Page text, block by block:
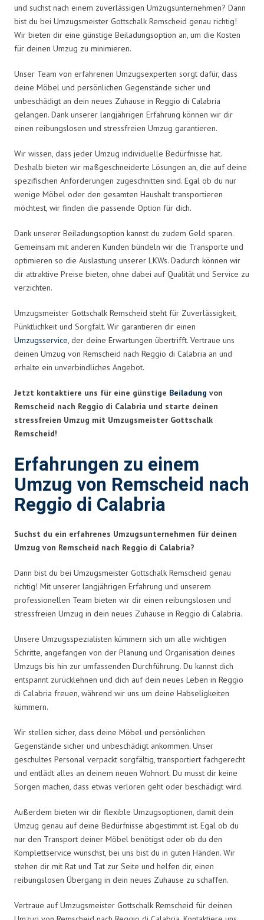
und suchst nach einem zuverlässigen Umzugsunternehmen? Dann
bist du bei Umzugsmeister Gottschalk Remscheid genau richtig!
Wir bieten dir eine günstige Beiladungsoption an, um die Kosten
für deinen Umzug zu minimieren.
Unser Team von erfahrenen Umzugsexperten sorgt dafür, dass
deine Möbel und persönlichen Gegenstände sicher und
unbeschädigt an dein neues Zuhause in Reggio di Calabria
gelangen. Dank unserer langjährigen Erfahrung können wir dir
einen reibungslosen und stressfreien Umzug garantieren.
Wir wissen, dass jeder Umzug individuelle Bedürfnisse hat.
Deshalb bieten wir maßgeschneiderte Lösungen an, die auf deine
spezifischen Anforderungen zugeschnitten sind. Egal ob du nur
wenige Möbel oder den gesamten Haushalt transportieren
möchtest, wir finden die passende Option für dich.
Dank unserer Beiladungsoption kannst du zudem Geld sparen.
Gemeinsam mit anderen Kunden bündeln wir die Transporte und
optimieren so die Auslastung unserer LKWs. Dadurch können wir
dir attraktive Preise bieten, ohne dabei auf Qualität und Service zu
verzichten.
Umzugsmeister Gottschalk Remscheid steht für Zuverlässigkeit,
Pünktlichkeit und Sorgfalt. Wir garantieren dir einen
Umzugsservice, der deine Erwartungen übertrifft. Vertraue uns
deinen Umzug von Remscheid nach Reggio di Calabria an und
erhalte ein unverbindliches Angebot.
Jetzt kontaktiere uns für eine günstige Beiladung von
Remscheid nach Reggio di Calabria und starte deinen
stressfreien Umzug mit Umzugsmeister Gottschalk
Remscheid!
Erfahrungen zu einem
Umzug von Remscheid nach
Reggio di Calabria
Suchst du ein erfahrenes Umzugsunternehmen für deinen
Umzug von Remscheid nach Reggio di Calabria?
Dann bist du bei Umzugsmeister Gottschalk Remscheid genau
richtig! Mit unserer langjährigen Erfahrung und unserem
professionellen Team bieten wir dir einen reibungslosen und
stressfreien Umzug in dein neues Zuhause in Reggio di Calabria.
Unsere Umzugsspezialisten kümmern sich um alle wichtigen
Schritte, angefangen von der Planung und Organisation deines
Umzugs bis hin zur umfassenden Durchführung. Du kannst dich
entspannt zurücklehnen und dich auf dein neues Leben in Reggio
di Calabria freuen, während wir uns um deine Habseligkeiten
kümmern.
Wir stellen sicher, dass deine Möbel und persönlichen
Gegenstände sicher und unbeschädigt ankommen. Unser
geschultes Personal verpackt sorgfältig, transportiert fachgerecht
und entlädt alles an deinem neuen Wohnort. Du musst dir keine
Sorgen machen, dass etwas verloren geht oder beschädigt wird.
Außerdem bieten wir dir flexible Umzugsoptionen, damit dein
Umzug genau auf deine Bedürfnisse abgestimmt ist. Egal ob du
nur den Transport deiner Möbel benötigst oder ob du den
Komplettservice wünschst, bei uns bist du in guten Händen. Wir
stehen dir mit Rat und Tat zur Seite und helfen dir, einen
reibungslosen Übergang in dein neues Zuhause zu schaffen.
Vertraue auf Umzugsmeister Gottschalk Remscheid für deinen